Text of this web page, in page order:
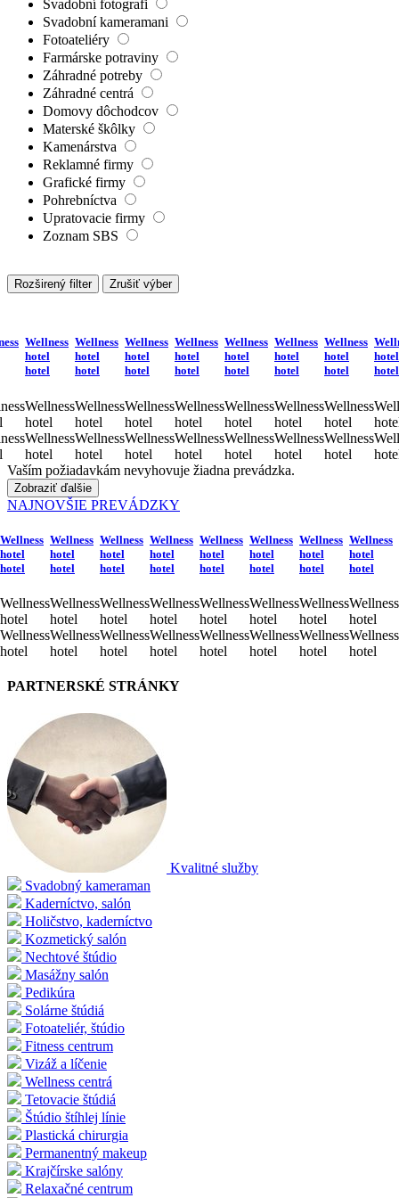
Svadobní fotografi
Svadobní kameramani
Fotoateliéry
Farmárske potraviny
Záhradné potreby
Záhradné centrá
Domovy dôchodcov
Materské škôlky
Kamenárstva
Reklamné firmy
Grafické firmy
Pohrebníctva
Upratovacie firmy
Zoznam SBS
Rozširený filter Zrušiť výber
Wellness
hotel
hotel
Wellness
hotel
Wellness
hotel
Wellness
hotel
hotel
Wellness
hotel
Wellness
hotel
Wellness
hotel
hotel
Wellness
hotel
Wellness
hotel
Wellness
hotel
hotel
Wellness
hotel
Wellness
hotel
Wellness
hotel
hotel
Wellness
hotel
Wellness
hotel
Wellness
hotel
hotel
Wellness
hotel
Wellness
hotel
Wellness
hotel
hotel
Wellness
hotel
Wellness
hotel
hotel
hotel
Vaším požiadavkám nevyhovuje žiadna prevádzka.
Zobraziť ďalšie
NAJNOVŠIE PREVÁDZKY
Wellness
hotel
hotel
Wellness
hotel
Wellness
hotel
Wellness
hotel
hotel
Wellness
hotel
Wellness
hotel
Wellness
hotel
hotel
Wellness
hotel
Wellness
hotel
Wellness
hotel
hotel
Wellness
hotel
Wellness
hotel
Wellness
hotel
hotel
Wellness
hotel
Wellness
hotel
Wellness
hotel
hotel
Wellness
hotel
Wellness
hotel
Wellness
hotel
hotel
Wellness
hotel
Wellness
hotel
Wellness
hotel
hotel
Wellness
hotel
Wellness
hotel
PARTNERSKÉ STRÁNKY
Kvalitné služby
Svadobný kameraman
Kaderníctvo, salón
Holičstvo, kaderníctvo
Kozmetický salón
Nechtové štúdio
Masážny salón
Pedikúra
Solárne štúdiá
Fotoateliér, štúdio
Fitness centrum
Vizáž a líčenie
Wellness centrá
Tetovacie štúdiá
Štúdio štíhlej línie
Plastická chirurgia
Permanentný makeup
Krajčírske salóny
Relaxačné centrum